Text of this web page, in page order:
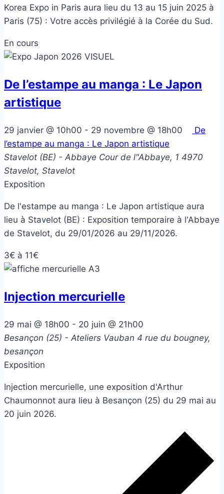
Korea Expo in Paris aura lieu du 13 au 15 juin 2025 à
Paris (75) : Votre accès privilégié à la Corée du Sud.
En cours
De l’estampe au manga : Le Japon
artistique
29 janvier @ 10h00 - 29 novembre @ 18h00
De
l’estampe au manga : Le Japon artistique
Stavelot (BE) - Abbaye Cour de l"Abbaye, 1 4970
Stavelot, Stavelot
Exposition
De l'estampe au manga : Le Japon artistique aura
lieu à Stavelot (BE) : Exposition temporaire à l'Abbaye
de Stavelot, du 29/01/2026 au 29/11/2026.
3€ à 11€
Injection mercurielle
29 mai @ 18h00 - 20 juin @ 21h00
Besançon (25) - Ateliers Vauban 4 rue du bougney,
besançon
Exposition
Injection mercurielle, une exposition d'Arthur
Chaumonnot aura lieu à Besançon (25) du 29 mai au
20 juin 2026.